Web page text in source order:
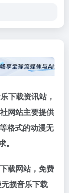
下载资讯站，
网站主要提供
格式的动漫无
载网站，免费
损音乐下载